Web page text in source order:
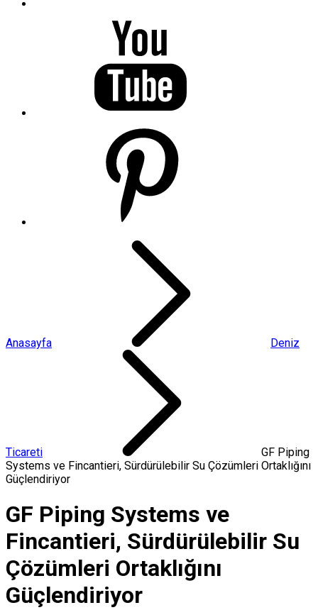
Anasayfa Deniz
Ticareti
GF Piping
Systems ve Fincantieri, Sürdürülebilir Su Çözümleri Ortaklığını
Güçlendiriyor
GF Piping Systems ve
Fincantieri, Sürdürülebilir Su
Çözümleri Ortaklığını
Güçlendiriyor